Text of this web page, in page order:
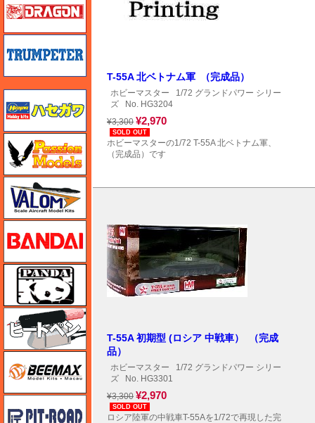
T-55A 北ベトナム軍 （完成品）
ホビーマスター
1/72 グランドパワー シリー
ズ No. HG3204
¥3,300 ¥2,970
SOLD OUT
ホビーマスターの1/72 T-55A 北ベトナム軍、
（完成品）です
T-55A 初期型 (ロシア 中戦車） （完成
品）
ホビーマスター
1/72 グランドパワー シリー
ズ No. HG3301
¥3,300 ¥2,970
SOLD OUT
ロシア陸軍の中戦車T-55Aを1/72で再現した完
ハセガワ
ハセガワ
バンダイ
パンダホビー
BEEMAX
ピットロード